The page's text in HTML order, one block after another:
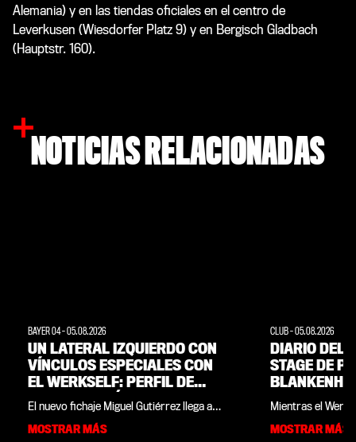
Alemania) y en las tiendas oficiales en el centro de
Leverkusen (Wiesdorfer Platz 9) y en Bergisch Gladbach
(Hauptstr. 160).
NOTICIAS RELACIONADAS
BAYER 04-05.08.2026
UN LATERAL IZQUIERDO CON
VÍNCULOS ESPECIALES CON
EL WERKSELF: PERFIL DE
MIGUEL GUTIÉRREZ
El nuevo fichaje Miguel Gutiérrez llega a
Leverkusen como ganador de la
Champions League, campeón de España y
MOSTRAR MÁS
CLUB-05.08.2026
DIARIO DEL
STAGE DE
LA
Mientras el
temporada
pretemporada en
MOSTRAR MÁS